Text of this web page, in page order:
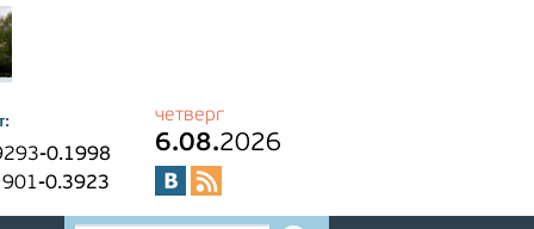
-0.1998
-0.3923
четверг
6.08.2026